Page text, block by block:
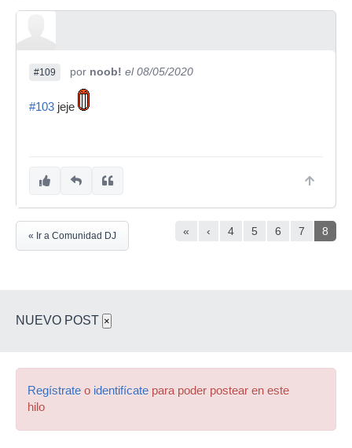
#109 por noob! el 08/05/2020
#103 jeje
« ‹ 4 5 6 7 8
« Ir a Comunidad DJ
NUEVO POST ×
Regístrate o identifícate para poder postear en este
hilo